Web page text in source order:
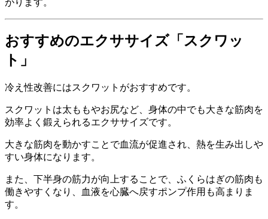
おすすめのエクササイズ「スクワッ
ト」
冷え性改善にはスクワットがおすすめです。
スクワットは太ももやお尻など、身体の中でも大きな筋肉を
効率よく鍛えられるエクササイズです。
大きな筋肉を動かすことで血流が促進され、熱を生み出しや
すい身体になります。
また、下半身の筋力が向上することで、ふくらはぎの筋肉も
働きやすくなり、血液を心臓へ戻すポンプ作用も高まりま
す。